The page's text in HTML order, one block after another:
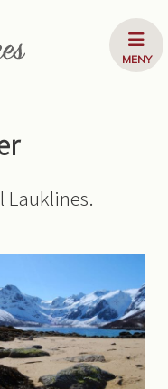
MENY
MENY
Lauklines.